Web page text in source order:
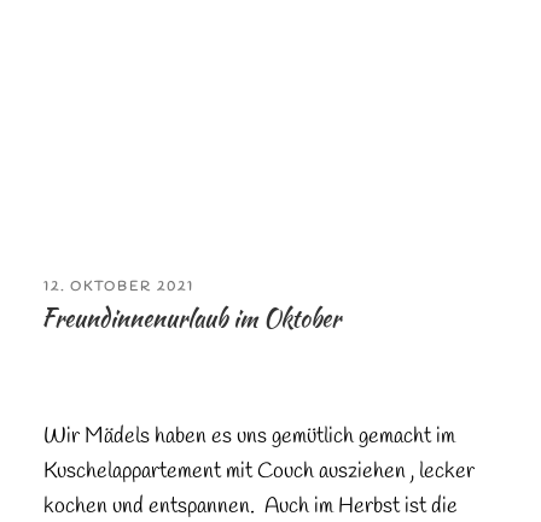
VERÖFFENTLICHT
AM
12. OKTOBER 2021
Freundinnenurlaub im Oktober
Wir Mädels haben es uns gemütlich gemacht im
Kuschelappartement mit Couch ausziehen , lecker
kochen und entspannen. Auch im Herbst ist die